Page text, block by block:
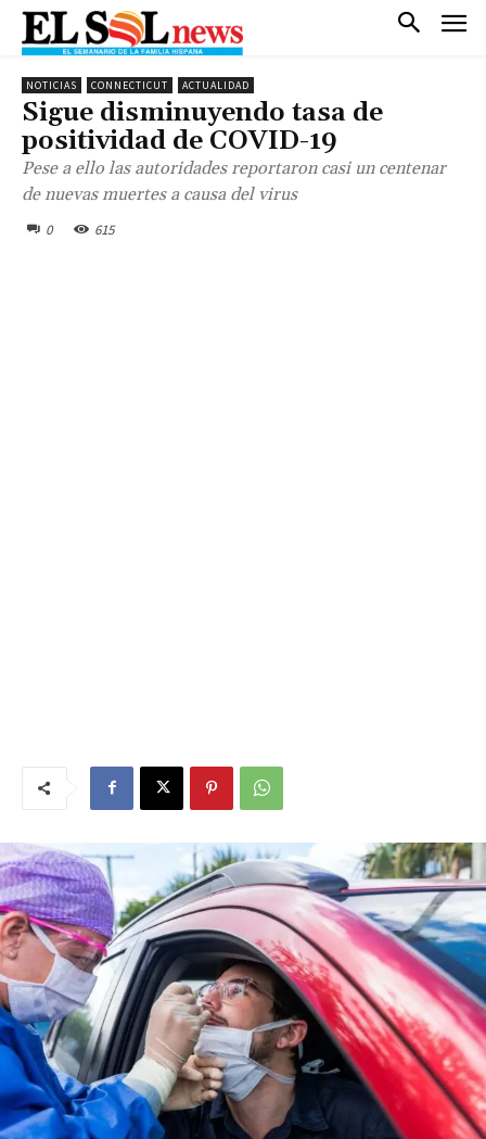
NOTICIAS CONNECTICUT ACTUALIDAD
Sigue disminuyendo tasa de
positividad de COVID-19
Pese a ello las autoridades reportaron casi un centenar
de nuevas muertes a causa del virus
0 615